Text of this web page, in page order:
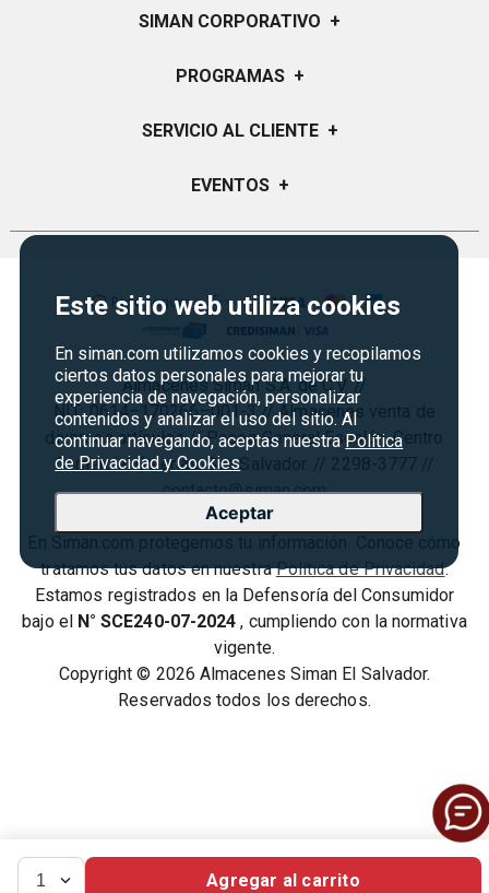
Este sitio web utiliza cookies
En siman.com utilizamos cookies y recopilamos
ciertos datos personales para mejorar tu
experiencia de navegación, personalizar
contenidos y analizar el uso del sitio. Al
continuar navegando, aceptas nuestra Política
de Privacidad y Cookies
Aceptar
1 Agregar al carrito
SIMAN CORPORATIVO +
Quiénes Somos
Sucursales
PROGRAMAS +
Certificados de Regalo
Credisiman
Vende en Marketplace
SERVICIO AL CLIENTE +
Preguntas Frecuentes
Política de Privacidad
Condiciones ofertas
Derecho de Retracto
Condiciones de uso
Términos y condiciones
EVENTOS +
Regreso a clases
Cyber Monday
Agosto es diversión
Almacenes Siman S.A. de C.V. //
NIT: 0614–170266–001-3 // Almacenes venta de
diversos artículos // Paseo General Escalón, Centro
Comercial Galerías, San Salvador. // 2298-3777 //
contacto@siman.com
En Siman.com protegemos tu información. Conoce cómo
tratamos tus datos en nuestraPolítica de Privacidad.
Estamos registrados en la Defensoría del Consumidor
bajo el N° SCE240-07-2024 , cumpliendo con la normativa
vigente.
Copyright © 2026 Almacenes Siman El Salvador.
Reservados todos los derechos.